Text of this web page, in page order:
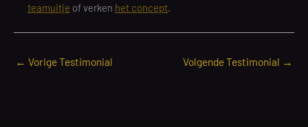
teamuitje of verken het concept.
← Vorige Testimonial Volgende Testimonial →